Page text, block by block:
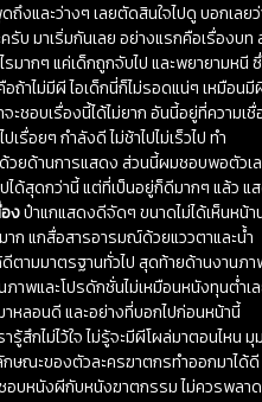
งและว่างๆ เลยตัดสินใจไปดู บอกเลย
บ มาเริ่มกันเลย อย่างแรกคือเรื่องบท
มากๆ แค่เด็กถูกจับไป และพยายามหนี
าไม่มีผี ไอเด็กนี่ก็ไม่รอดแน่ๆ เหมือนมี
ะชอบเรื่องนี้ได้ไม่ยาก อันนี้อยู่ที่ความเชื่
รื่อยๆ กำลังดี ไม่ช้าไปไม่เร็วไป ทำ
วยด้านการแสดง ส่วนนี้ผมชอบพอตัวเ
ได้สุดกว่านี้ แต่ที่เป็นอยู่ก็ดีมากๆ แล้ว แ
องป๋าแกแสดงดีจัดๆ ขนาดไม่ได้เห็นหน้า
าก แกสื่อสารอารมณ์ด้วยแววตาและน้ำ
ตามมาตรฐานทั่วไป สุดท้ายด้านงานภ
าพและโปรดักชั่นไม่เหมือนหนังทุนต่ำเ
หลอนดี และอย่างที่บอกไปก่อนหน้านี้
สึกไม่ไว้ใจ ไม่รู้จะมีผีโผล่มาตอนไหน มุม
ษณะของตัวละครฆาตกรทำออกมาได้ดี
อบหนังผีกับหนังฆาตกรรม ไม่ควรพลาด